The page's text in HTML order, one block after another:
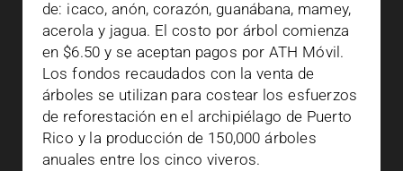
de: icaco, anón, corazón, guanábana, mamey,
acerola y jagua. El costo por árbol comienza
en $6.50 y se aceptan pagos por ATH Móvil.
Los fondos recaudados con la venta de
árboles se utilizan para costear los esfuerzos
de reforestación en el archipiélago de Puerto
Rico y la producción de 150,000 árboles
anuales entre los cinco viveros.